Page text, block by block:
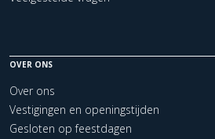
OVER ONS
Over ons
Vestigingen en openingstijden
Gesloten op feestdagen